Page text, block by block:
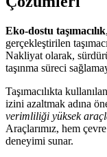
Eko-dostu taşımacılık
gerçekleştirilen
Nakliyat olarak,
taşınma süreci
Taşımacılıkta
izini azaltmak adına
verimliliği yüksek
Araçlarımız, hem
deneyimi sunar.